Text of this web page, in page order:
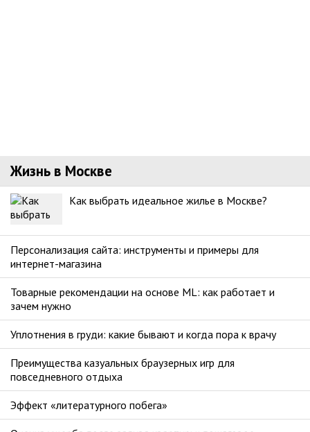
Жизнь в Москве
Как выбрать идеальное жилье в Москве?
Персонализация сайта: инструменты и примеры для
интернет-магазина
Товарные рекомендации на основе ML: как работает и
зачем нужно
Уплотнения в груди: какие бывают и когда пора к врачу
Преимущества казуальных браузерных игр для
повседневного отдыха
Эффект «литературного побега»